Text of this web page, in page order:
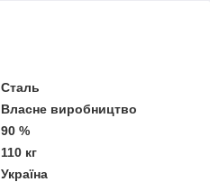
Сталь
Власне виробництво
90 %
110 кг
Україна